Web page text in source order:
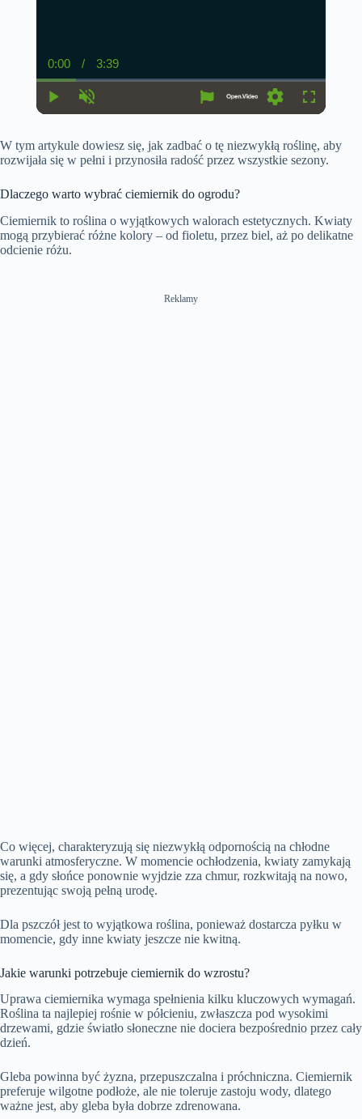
y
u
t
e
C
u
r
e
t
T
i
e
0:00 /
D
u
t
o
n
3:39
t
i
n
l
s
c
W tym artykule dowiesz się, jak zadbać o tę niezwykłą roślinę, aby
rozwijała się w pełni i przynosiła radość przez wszystkie sezony.
Dlaczego warto wybrać ciemiernik do ogrodu?
Ciemiernik to roślina o wyjątkowych walorach estetycznych. Kwiaty
mogą przybierać różne kolory – od fioletu, przez biel, aż po delikatne
odcienie różu.
Reklamy
Co więcej, charakteryzują się niezwykłą odpornością na chłodne
warunki atmosferyczne. W momencie ochłodzenia, kwiaty zamykają
się, a gdy słońce ponownie wyjdzie zza chmur, rozkwitają na nowo,
prezentując swoją pełną urodę.
Dla pszczół jest to wyjątkowa roślina, ponieważ dostarcza pyłku w
momencie, gdy inne kwiaty jeszcze nie kwitną.
Jakie warunki potrzebuje ciemiernik do wzrostu?
Uprawa ciemiernika wymaga spełnienia kilku kluczowych wymagań.
Roślina ta najlepiej rośnie w półcieniu, zwłaszcza pod wysokimi
drzewami, gdzie światło słoneczne nie dociera bezpośrednio przez cały
dzień.
Gleba powinna być żyzna, przepuszczalna i próchniczna. Ciemiernik
preferuje wilgotne podłoże, ale nie toleruje zastoju wody, dlatego
ważne jest, aby gleba była dobrze zdrenowana.